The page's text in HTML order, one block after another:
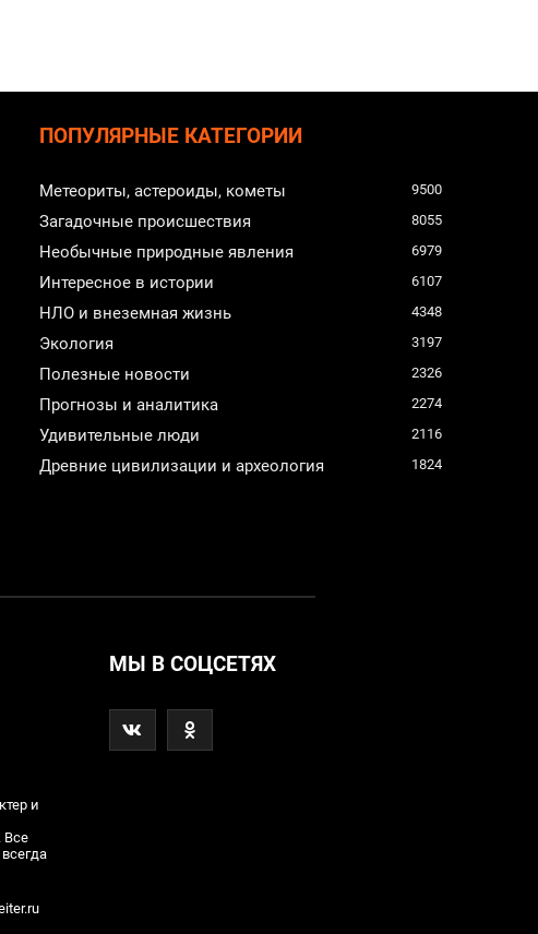
ПОПУЛЯРНЫЕ КАТЕГОРИИ
Метеориты, астероиды, кометы 9500
Загадочные происшествия 8055
Необычные природные явления 6979
Интересное в истории 6107
НЛО и внеземная жизнь 4348
Экология 3197
Полезные новости 2326
Прогнозы и аналитика 2274
Удивительные люди 2116
Древние цивилизации и археология 1824
и
Все
МЫ В СОЦСЕТЯХ